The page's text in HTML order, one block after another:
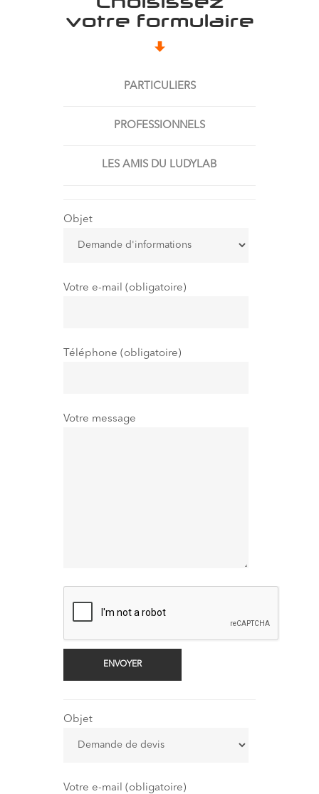
votre formulaire
PARTICULIERS
PROFESSIONNELS
LES AMIS DU LUDYLAB
Objet
Votre e-mail (obligatoire)
Téléphone (obligatoire)
Votre message
Objet
Votre e-mail (obligatoire)